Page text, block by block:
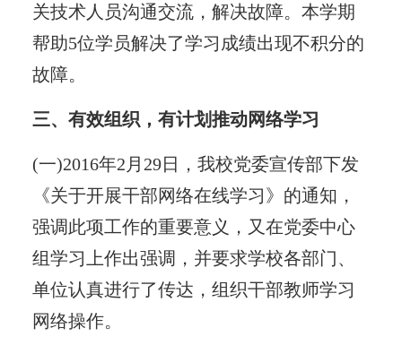
关技术人员沟通交流，解决故障。本学期
帮助5位学员解决了学习成绩出现不积分的
故障。
三、有效组织，有计划推动网络学习
(一)2016年2月29日，我校党委宣传部下发
《关于开展干部网络在线学习》的通知，
强调此项工作的重要意义，又在党委中心
组学习上作出强调，并要求学校各部门、
单位认真进行了传达，组织干部教师学习
网络操作。